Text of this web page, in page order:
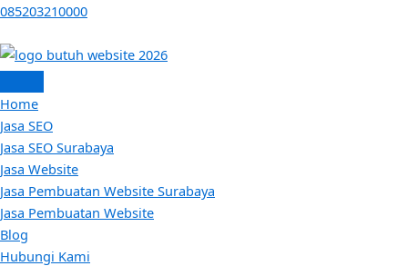
Skip
content
085203210000
Home
Jasa SEO
Jasa SEO Surabaya
Jasa Website
Jasa Pembuatan Website Surabaya
Jasa Pembuatan Website
Blog
Hubungi Kami